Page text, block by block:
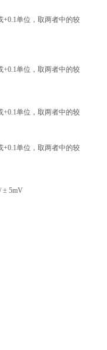
+0.1单位，取两者中的较
+0.1单位，取两者中的较
+0.1单位，取两者中的较
+0.1单位，取两者中的较
± 5mV